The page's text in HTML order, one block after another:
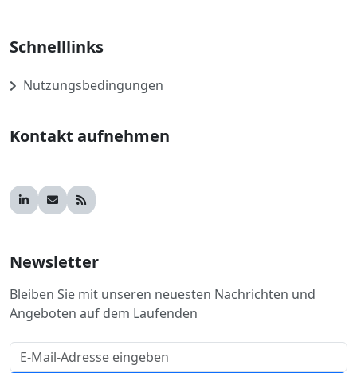
Schnelllinks
Nutzungsbedingungen
Kontakt aufnehmen
Newsletter
Bleiben Sie mit unseren neuesten Nachrichten und
Angeboten auf dem Laufenden